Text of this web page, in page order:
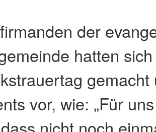
der
hatten
vor, wie: „Für